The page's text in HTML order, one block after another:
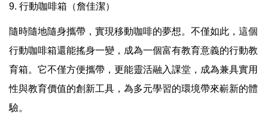
9. 行動咖啡箱（詹佳潔）
隨時隨地隨身攜帶，實現移動咖啡的夢想。不僅如此，這個
行動咖啡箱還能搖身一變，成為一個富有教育意義的行動教
育箱。它不僅方便攜帶，更能靈活融入課堂，成為兼具實用
性與教育價值的創新工具，為多元學習的環境帶來嶄新的體
驗。